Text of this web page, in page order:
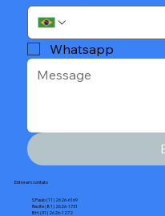
Whatsapp
Entre em contato
S.Paulo (11) 2626-6169
Recife (81) 2626-1731
B.H. (31) 2626-1272